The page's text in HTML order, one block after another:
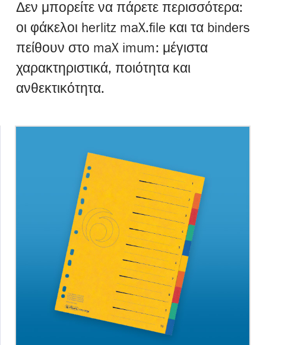
Δεν μπορείτε να πάρετε περισσότερα:
οι φάκελοι herlitz maX.file και τα binders
πείθουν στο maX imum: μέγιστα
χαρακτηριστικά, ποιότητα και
ανθεκτικότητα.